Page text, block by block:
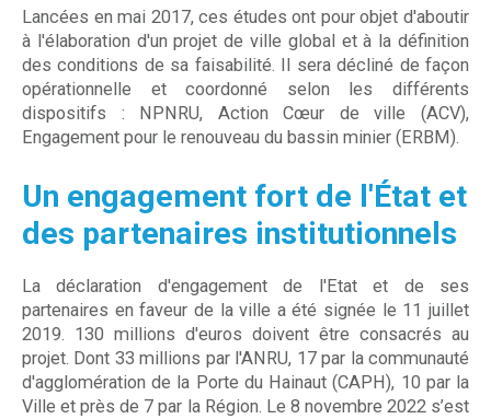
Lancées en mai 2017, ces études ont pour objet d'aboutir
à l'élaboration d'un projet de ville global et à la définition
des conditions de sa faisabilité. Il sera décliné de façon
opérationnelle et coordonné selon les différents
dispositifs : NPNRU, Action Cœur de ville (ACV),
Engagement pour le renouveau du bassin minier (ERBM).
Un engagement fort de l'État et
des partenaires institutionnels
La déclaration d'engagement de l'Etat et de ses
partenaires en faveur de la ville a été signée le 11 juillet
2019. 130 millions d'euros doivent être consacrés au
projet. Dont 33 millions par l'ANRU, 17 par la communauté
d'agglomération de la Porte du Hainaut (CAPH), 10 par la
Ville et près de 7 par la Région. Le 8 novembre 2022 s’est